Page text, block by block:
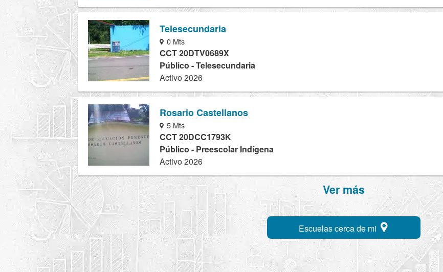
Telesecundaria
0 Mts
CCT 20DTV0689X
Público - Telesecundaria
Activo 2026
Rosario Castellanos
5 Mts
CCT 20DCC1793K
Público - Preescolar Indígena
Activo 2026
Ver más
Escuelas cerca de mi